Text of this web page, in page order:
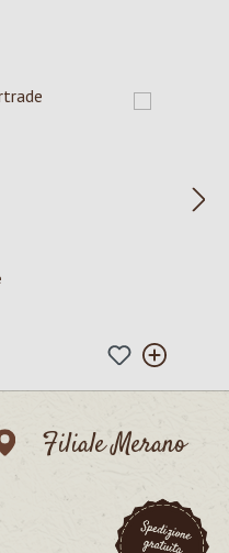
Filiale Merano